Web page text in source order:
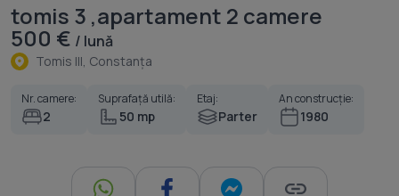
tomis 3 ,apartament 2 camere
500 € / lună
Tomis III, Constanţa
Nr. camere:
2
Suprafață utilă:
50 mp
Etaj:
Parter
An construcție:
1980